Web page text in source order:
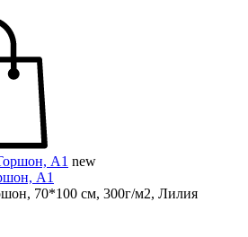
new
А1
70*100 см, 300г/м2, Лилия